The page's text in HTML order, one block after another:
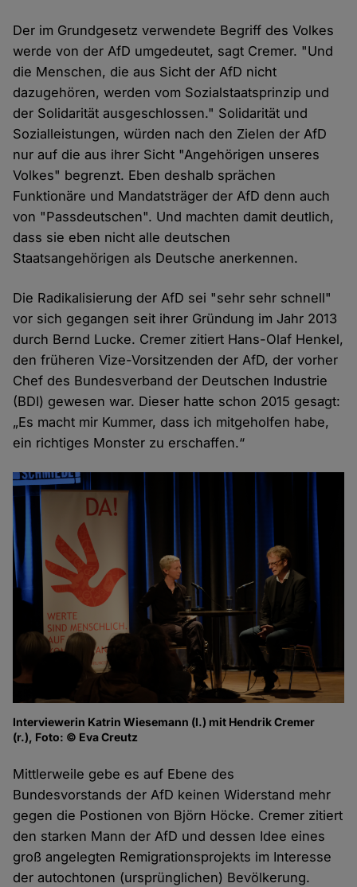
Der im Grundgesetz verwendete Begriff des Volkes
werde von der AfD umgedeutet, sagt Cremer. "Und
die Menschen, die aus Sicht der AfD nicht
dazugehören, werden vom Sozialstaatsprinzip und
der Solidarität ausgeschlossen." Solidarität und
Sozialleistungen, würden nach den Zielen der AfD
nur auf die aus ihrer Sicht "Angehörigen unseres
Volkes" begrenzt. Eben deshalb sprächen
Funktionäre und Mandatsträger der AfD denn auch
von "Passdeutschen". Und machten damit deutlich,
dass sie eben nicht alle deutschen
Staatsangehörigen als Deutsche anerkennen.
Die Radikalisierung der AfD sei "sehr sehr schnell"
vor sich gegangen seit ihrer Gründung im Jahr 2013
durch Bernd Lucke. Cremer zitiert Hans-Olaf Henkel,
den früheren Vize-Vorsitzenden der AfD, der vorher
Chef des Bundesverband der Deutschen Industrie
(BDI) gewesen war. Dieser hatte schon 2015 gesagt:
„Es macht mir Kummer, dass ich mitgeholfen habe,
ein richtiges Monster zu erschaffen.“
Interviewerin Katrin Wiesemann (l.) mit Hendrik Cremer
(r.), Foto: © Eva Creutz
Mittlerweile gebe es auf Ebene des
Bundesvorstands der AfD keinen Widerstand mehr
gegen die Postionen von Björn Höcke. Cremer zitiert
den starken Mann der AfD und dessen Idee eines
groß angelegten Remigrationsprojekts im Interesse
der autochtonen (ursprünglichen) Bevölkerung.